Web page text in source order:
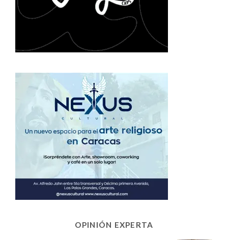
OPINIÓN EXPERTA